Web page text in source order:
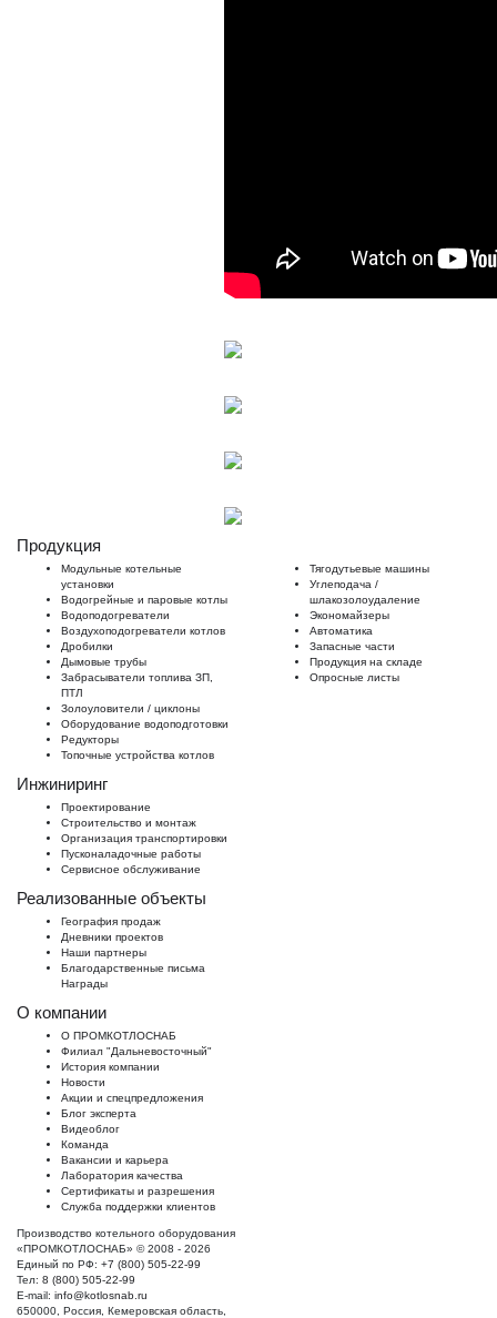
Продукция
Модульные котельные
установки
Водогрейные и паровые котлы
Водоподогреватели
Воздухоподогреватели котлов
Дробилки
Дымовые трубы
Забрасыватели топлива ЗП,
ПТЛ
Золоуловители / циклоны
Оборудование водоподготовки
Редукторы
Топочные устройства котлов
Тягодутьевые машины
Углеподача /
шлакозолоудаление
Экономайзеры
Автоматика
Запасные части
Продукция на складе
Опросные листы
Инжиниринг
Проектирование
Строительство и монтаж
Организация транспортировки
Пусконаладочные работы
Сервисное обслуживание
Реализованные объекты
География продаж
Дневники проектов
Наши партнеры
Благодарственные письма
Награды
О компании
О ПРОМКОТЛОСНАБ
Филиал "Дальневосточный"
История компании
Новости
Акции и спецпредложения
Блог эксперта
Видеоблог
Команда
Вакансии и карьера
Лаборатория качества
Сертификаты и разрешения
Служба поддержки клиентов
Производство котельного оборудования
«ПРОМКОТЛОСНАБ» © 2008 - 2026
Единый по РФ: +7 (800) 505-22-99
Тел: 8 (800) 505-22-99
E-mail: info@kotlosnab.ru
650000 Россия Кемеровская область